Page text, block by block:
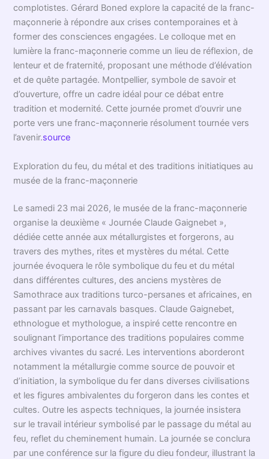
complotistes. Gérard Boned explore la capacité de la franc-
maçonnerie à répondre aux crises contemporaines et à
former des consciences engagées. Le colloque met en
lumière la franc-maçonnerie comme un lieu de réflexion, de
lenteur et de fraternité, proposant une méthode d’élévation
et de quête partagée. Montpellier, symbole de savoir et
d’ouverture, offre un cadre idéal pour ce débat entre
tradition et modernité. Cette journée promet d’ouvrir une
porte vers une franc-maçonnerie résolument tournée vers
l’avenir.source
Exploration du feu, du métal et des traditions initiatiques au
musée de la franc-maçonnerie
Le samedi 23 mai 2026, le musée de la franc-maçonnerie
organise la deuxième « Journée Claude Gaignebet »,
dédiée cette année aux métallurgistes et forgerons, au
travers des mythes, rites et mystères du métal. Cette
journée évoquera le rôle symbolique du feu et du métal
dans différentes cultures, des anciens mystères de
Samothrace aux traditions turco-persanes et africaines, en
passant par les carnavals basques. Claude Gaignebet,
ethnologue et mythologue, a inspiré cette rencontre en
soulignant l’importance des traditions populaires comme
archives vivantes du sacré. Les interventions aborderont
notamment la métallurgie comme source de pouvoir et
d’initiation, la symbolique du fer dans diverses civilisations
et les figures ambivalentes du forgeron dans les contes et
cultes. Outre les aspects techniques, la journée insistera
sur le travail intérieur symbolisé par le passage du métal au
feu, reflet du cheminement humain. La journée se conclura
par une conférence sur la figure du dieu fondeur, illustrant la